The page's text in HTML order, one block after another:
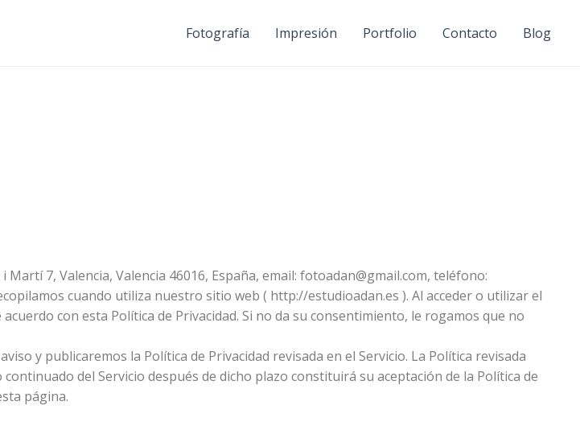
Fotografía Impresión Portfolio Contacto Blog
7, Valencia, Valencia 46016, España, email: fotoadan@gmail.com, teléfono:
cuando utiliza nuestro sitio web ( http://estudioadan.es ). Al acceder o utilizar el
con esta Política de Privacidad. Si no da su consentimiento, le rogamos que no
y publicaremos la Política de Privacidad revisada en el Servicio. La Política revisada
del Servicio después de dicho plazo constituirá su aceptación de la Política de
página.